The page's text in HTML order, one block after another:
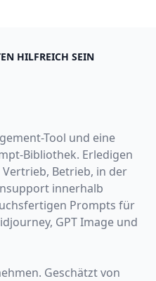
HILFREICH SEIN
Tool und eine
Bibliothek. Erledigen
Betrieb, in der
innerhalb
Prompts für
GPT Image und
Geschätzt von